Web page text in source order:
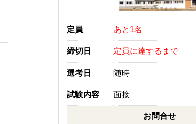
定員 あと1名
締切日 定員に達するまで
選考日 随時
試験内容 面接
お問合せ